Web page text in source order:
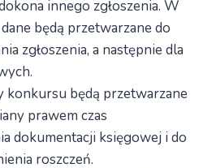
innego zgłoszenia. W
będą przetwarzane do
zgłoszenia, a następnie dla
konkursu będą przetwarzane
prawem czas
dokumentacji księgowej i do
roszczeń.